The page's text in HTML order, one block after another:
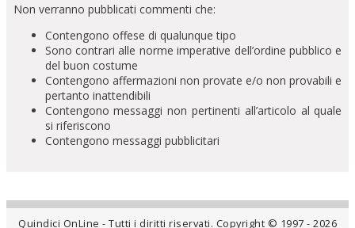
Non verranno pubblicati commenti che:
Contengono offese di qualunque tipo
Sono contrari alle norme imperative dell’ordine pubblico e
del buon costume
Contengono affermazioni non provate e/o non provabili e
pertanto inattendibili
Contengono messaggi non pertinenti all’articolo al quale
si riferiscono
Contengono messaggi pubblicitari
Quindici OnLine - Tutti i diritti riservati. Copyright © 1997 - 2026